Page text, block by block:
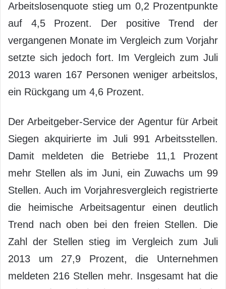
Arbeitslosenquote stieg um 0,2 Prozentpunkte
auf 4,5 Prozent. Der positive Trend der
vergangenen Monate im Vergleich zum Vorjahr
setzte sich jedoch fort. Im Vergleich zum Juli
2013 waren 167 Personen weniger arbeitslos,
ein Rückgang um 4,6 Prozent.
Der Arbeitgeber-Service der Agentur für Arbeit
Siegen akquirierte im Juli 991 Arbeitsstellen.
Damit meldeten die Betriebe 11,1 Prozent
mehr Stellen als im Juni, ein Zuwachs um 99
Stellen. Auch im Vorjahresvergleich registrierte
die heimische Arbeitsagentur einen deutlich
Trend nach oben bei den freien Stellen. Die
Zahl der Stellen stieg im Vergleich zum Juli
2013 um 27,9 Prozent, die Unternehmen
meldeten 216 Stellen mehr. Insgesamt hat die